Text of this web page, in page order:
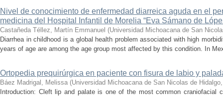
Nivel de conocimiento de enfermedad diarreica aguda en el
medicina del Hospital Infantil de Morelia “Eva Sámano de
Castañeda Téllez, Martín Emmanuel (Universidad Michoacana de San
Diarrhea in childhood is a global health problem associated with high
years of age are among the age group most affected by this condition. In
Ortopedia prequirúrgica en paciente con fisura de labio y
Báez Madrigal, Melissa (Universidad Michoacana de San Nicolas de Hidalgo
Introduction: Cleft lip and palate is one of the most common craniofacial